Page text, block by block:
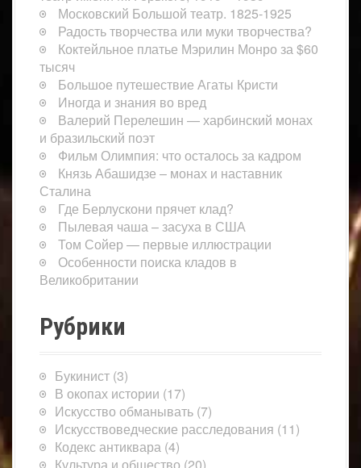
Московский Большой театр. 1825-1925
Радость творчества или муки творчества?
Коктейльное платье Мэрилин Монро за $60
тысяч
Большое путешествие Агаты Кристи
Иногда и знания во вред
Валерий Перелешин — харбинский монах
и бразильский поэт
Фильм Олимпия: что осталось за кадром
Князь Абашидзе – монах и наставник
Сталина
Где Берлускони прячет клад?
Пылевая чаша – засуха в США
Том Сойер — первые иллюстрации
Особенности поиска кладов в
Великобритании
Рубрики
Букинист (3)
В окопах истории (17)
Искусство обманывать (7)
Искусствоведческие расследования (11)
Кодекс антиквара (4)